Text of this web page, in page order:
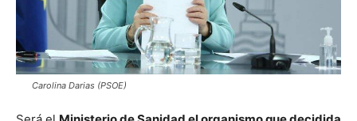
Carolina Darias (PSOE)